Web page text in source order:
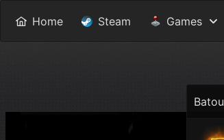
Home Steam Games
Batou